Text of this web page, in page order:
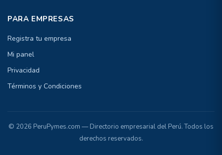
PARA EMPRESAS
Registra tu empresa
Mi panel
Privacidad
Términos y Condiciones
© 2026 PeruPymes.com — Directorio empresarial del Perú. Todos los
derechos reservados.